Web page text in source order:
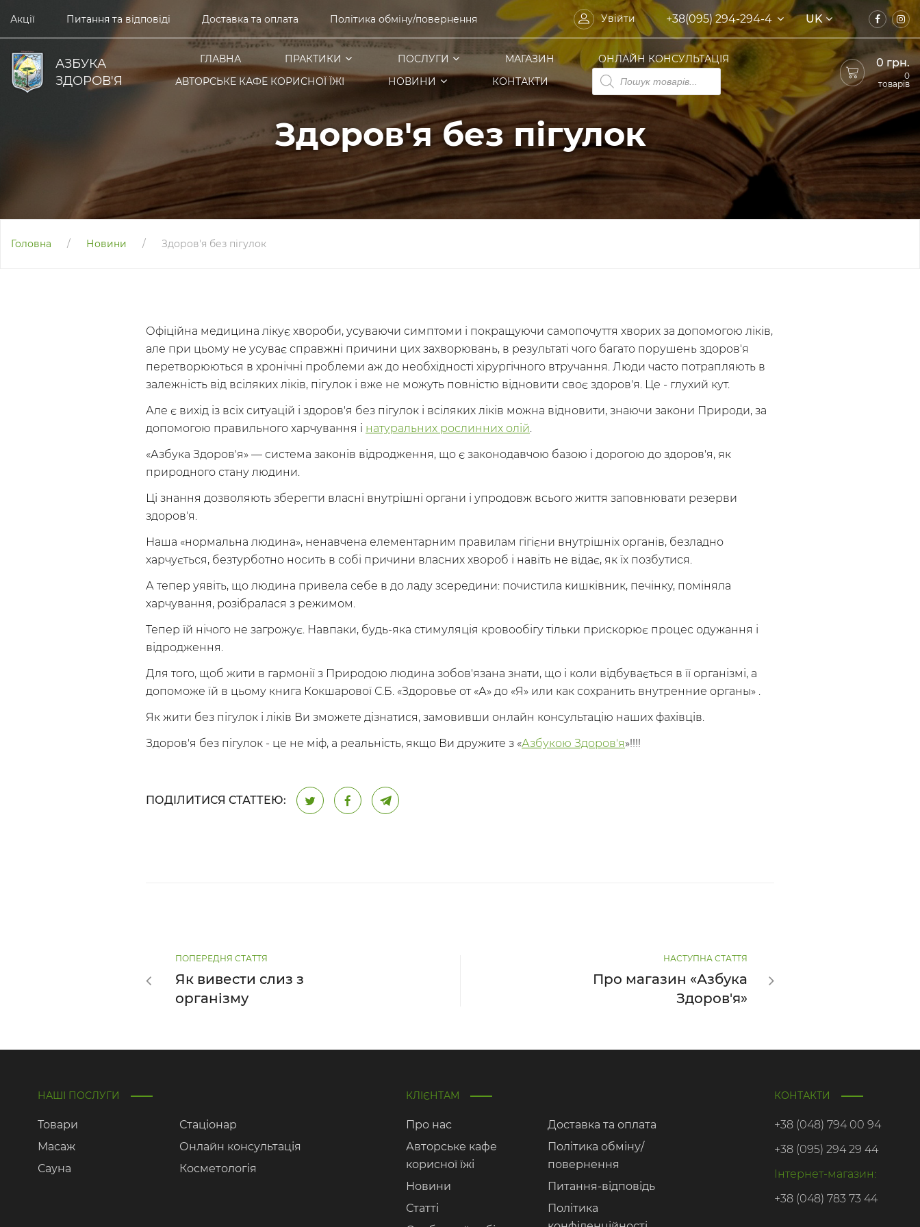
Акції Питання та відповіді Доставка та оплата Політика обміну/повернення Увійти +38(095) 294-294-4 UK
АЗБУКА
ЗДОРОВ'Я
ГЛАВНА ПРАКТИКИ ПОСЛУГИ МАГАЗИН
ОНЛАЙН КОНСУЛЬТАЦІЯ
АВТОРСЬКЕ КАФЕ КОРИСНОЇ ЇЖІ
НОВИНИ КОНТАКТИ
Products
search
0 грн.
0
товарів
Здоров'я без пігулок
Головна / Новини / Здоров'я без пігулок
Офіційна медицина лікує хвороби, усуваючи симптоми і покращуючи самопочуття хворих за допомогою ліків,
але при цьому не усуває справжні причини цих захворювань, в результаті чого багато порушень здоров'я
перетворюються в хронічні проблеми аж до необхідності хірургічного втручання. Люди часто потрапляють в
залежність від всіляких ліків, пігулок і вже не можуть повністю відновити своє здоров'я. Це - глухий кут.
Але є вихід із всіх ситуацій і здоров'я без пігулок і всіляких ліків можна відновити, знаючи закони Природи, за
допомогою правильного харчування і натуральних рослинних олій.
«Азбука Здоров'я» — система законів відродження, що є законодавчою базою і дорогою до здоров'я, як
природного стану людини.
Ці знання дозволяють зберегти власні внутрішні органи і упродовж всього життя заповнювати резерви
здоров'я.
Наша «нормальна людина», ненавчена елементарним правилам гігієни внутрішніх органів, безладно
харчується, безтурботно носить в собі причини власних хвороб і навіть не відає, як їх позбутися.
А тепер уявіть, що людина привела себе в до ладу зсередини: почистила кишківник, печінку, поміняла
харчування, розібралася з режимом.
Тепер їй нічого не загрожує. Навпаки, будь-яка стимуляція кровообігу тільки прискорює процес одужання і
відродження.
Для того, щоб жити в гармонії з Природою людина зобов'язана знати, що і коли відбувається в її організмі, а
допоможе їй в цьому книга Кокшарової С.Б. «Здоровье от «А» до «Я» или как сохранить внутренние органы» .
Як жити без пігулок і ліків Ви зможете дізнатися, замовивши онлайн консультацію наших фахівців.
Здоров'я без пігулок - це не міф, а реальність, якщо Ви дружите з «Азбукою Здоров'я»!!!!
ПОДІЛИТИСЯ СТАТТЕЮ:
ПОПЕРЕДНЯ СТАТТЯ
Як вивести слиз з
організму
НАСТУПНА СТАТТЯ
Про магазин «Азбука
Здоров'я»
НАШІ ПОСЛУГИ
Товари
Масаж
Сауна
Стаціонар
Онлайн консультація
Косметологія
КЛІЄНТАМ
Про нас
Авторське кафе
корисної їжі
Новини
Статті
Доставка та оплата
Політика обміну/
повернення
Питання-відповідь
Політика
КОНТАКТИ
+38 (048) 794 00 94
+38 (095) 294 29 44
Інтернет-магазин:
+38 (048) 783 73 44